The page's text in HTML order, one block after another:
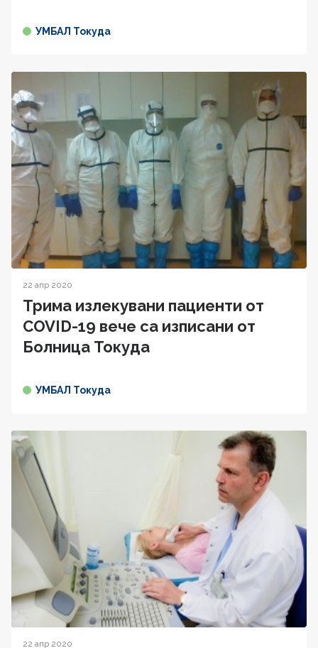
УМБАЛ Токуда
22 апр 2020
Трима излекувани пациенти от
COVID-19 вече са изписани от
Болница Токуда
УМБАЛ Токуда
22 апр 2020